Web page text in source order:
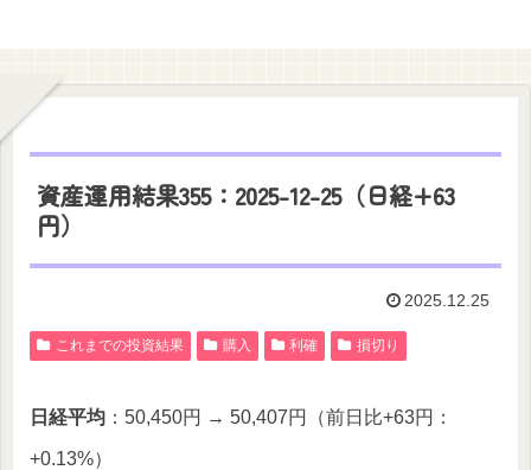
資産運用結果355：2025-12-25（日経+63
円）
2025.12.25
これまでの投資結果 購入 利確 損切り
日経平均 ：50,450円 → 50,407円（前日比+63円：
+0.13%）